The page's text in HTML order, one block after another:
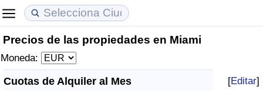
Precios de las propiedades en Miami
Moneda:
Cuotas de Alquiler al Mes [Editar]
Coste de vida
Índice de Costo de Vida (Actual)
Precios de las propiedades
Índice de Precios de Inmuebles (Actual)
Calidad de Vida
Índice de Calidad de Vida